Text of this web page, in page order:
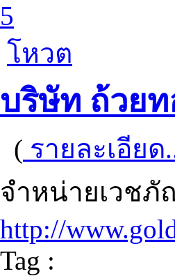
5
โหวต
บริษัท ถ้วย
( รายละเอียด
จำหน่ายเวช
http://
Tag :